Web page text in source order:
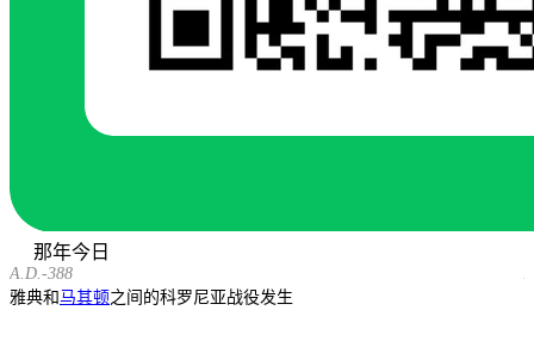
那年今日
A.D.-388
雅典和马其顿之间的科罗尼亚战役发生